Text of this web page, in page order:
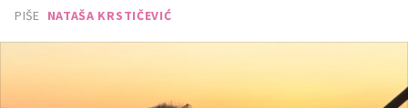
PIŠE NATAŠA KRSTIČEVIĆ